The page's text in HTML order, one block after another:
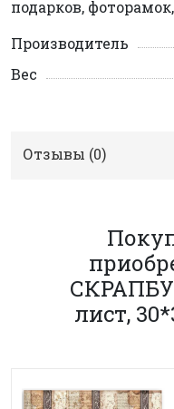
подарков,
Производитель
Вес
Отзывы (0)
лист,